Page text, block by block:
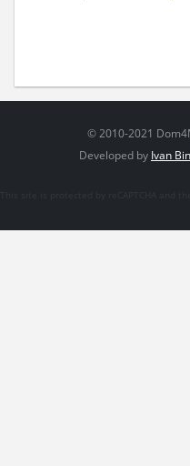
© 2010-2021
Developed by Ivan